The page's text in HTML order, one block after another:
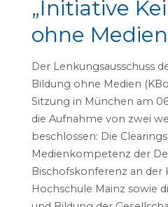
„Initiative
ohne
Der Lenkungsausschuss
Bildung ohne Medien
Sitzung in München am
die Aufnahme von zwei
beschlossen: Die
Medienkompetenz der
Bischofskonferenz an der
Hochschule Mainz sowie